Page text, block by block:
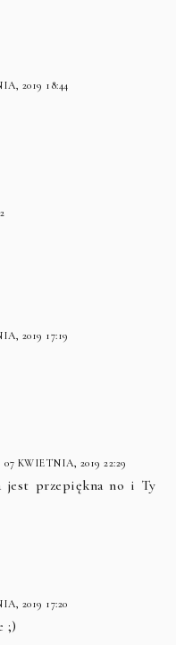
2019 18:44
2019 17:19
07 KWIETNIA, 2019 22:29
jest przepiękna no i Ty
2019 17:20
;)